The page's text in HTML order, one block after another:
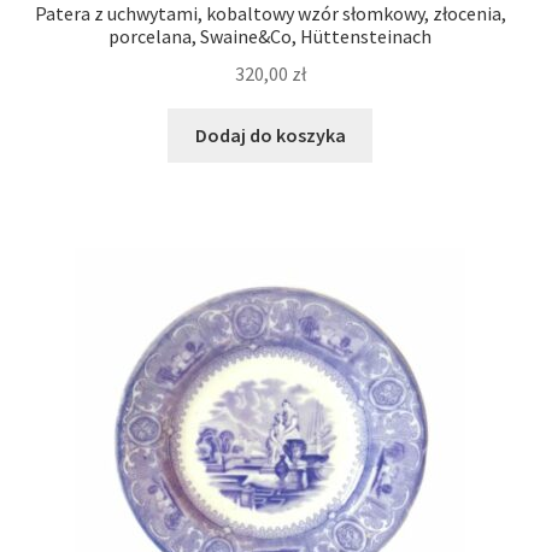
Patera z uchwytami, kobaltowy wzór słomkowy, złocenia,
porcelana, Swaine&Co, Hüttensteinach
320,00 zł
Dodaj do koszyka